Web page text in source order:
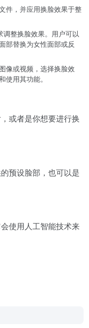
件，并应用换脸效果于整
整换脸效果。用户可以
部替换为女性面部或反
像或视频，选择换脸效
用其功能。
或者是你想要进行换
预设脸部，也可以是
使用人工智能技术来